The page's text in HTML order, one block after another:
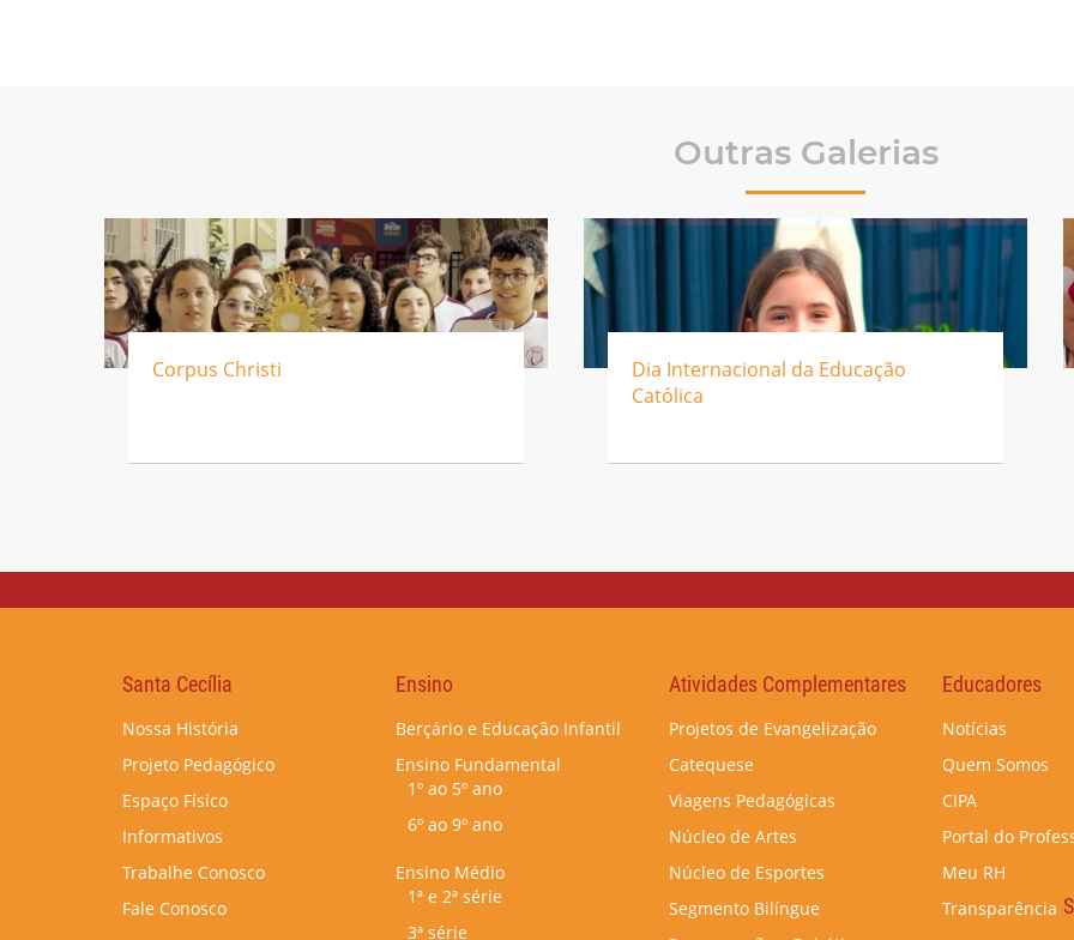
Outras Galerias
Corpus Christi
Dia Internacional da Educação
Católica
Santa Cecília
Nossa História
Projeto Pedagógico
Espaço Físico
Informativos
Trabalhe Conosco
Fale Conosco
Ensino
Berçário e Educação Infantil
Ensino Fundamental
1º ao 5º ano
6º ao 9º ano
Ensino Médio
1ª e 2ª série
3ª série
Atividades Complementares
Projetos de Evangelização
Catequese
Viagens Pedagógicas
Núcleo de Artes
Núcleo de Esportes
Segmento Bilíngue
Educadores
Notícias
Quem Somos
CIPA
Portal do
Meu RH
Transparência